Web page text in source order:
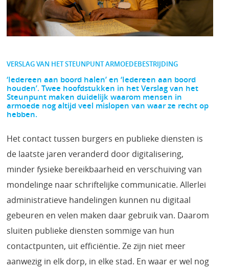
VERSLAG VAN HET STEUNPUNT ARMOEDEBESTRIJDING
‘Iedereen aan boord halen’ en ‘Iedereen aan boord
houden’. Twee hoofdstukken in het Verslag van het
Steunpunt maken duidelijk waarom mensen in
armoede nog altijd veel mislopen van waar ze recht op
hebben.
Het contact tussen burgers en publieke diensten is
de laatste jaren veranderd door digitalisering,
minder fysieke bereikbaarheid en verschuiving van
mondelinge naar schriftelijke communicatie. Allerlei
administratieve handelingen kunnen nu digitaal
gebeuren en velen maken daar gebruik van. Daarom
sluiten publieke diensten sommige van hun
contactpunten, uit efficiëntie. Ze zijn niet meer
aanwezig in elk dorp, in elke stad. En waar er wel nog